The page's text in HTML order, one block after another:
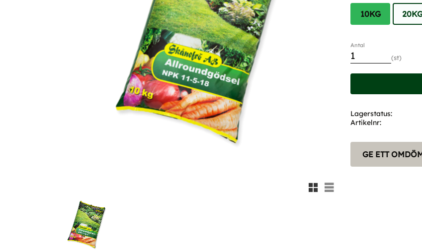
Rutnätsvy
Listvy
10KG
Antal
st
Lagerstatus
Artikelnr
GE ETT